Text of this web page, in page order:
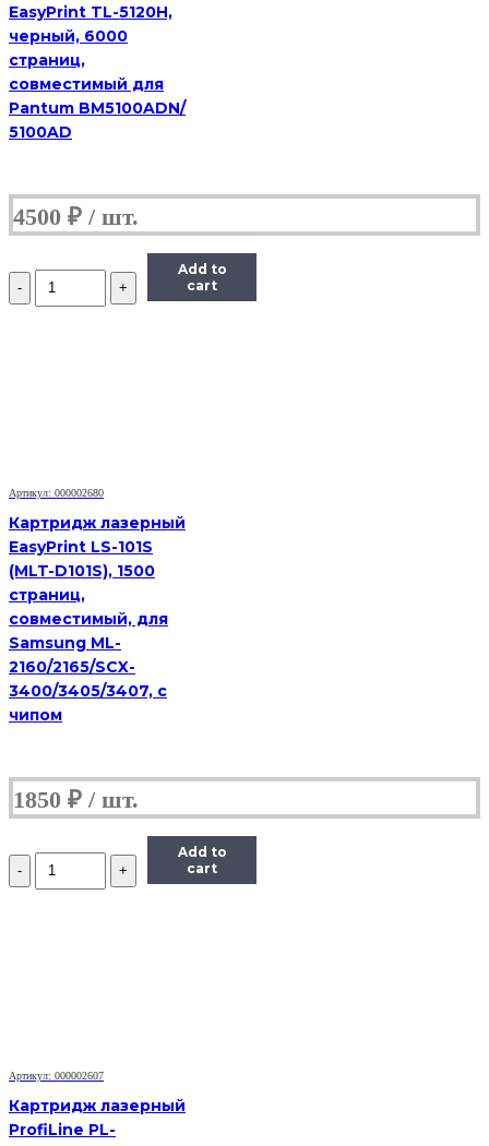
EasyPrint TL-5120H,
черный, 6000
страниц,
совместимый для
Pantum BM5100ADN/
5100AD
4500 ₽
Количество
Тонер-
FS-
2020D,
12K
Add to
cart
Артикул: 000002680
Картридж лазерный
EasyPrint LS-101S
(MLT-D101S), 1500
страниц,
совместимый, для
Samsung ML-
2160/2165/SCX-
3400/3405/3407, с
чипом
1850 ₽
Количество
Тонер-
FS-
2020D,
12K
Add to
cart
Артикул: 000002607
Картридж лазерный
ProfiLine PL-